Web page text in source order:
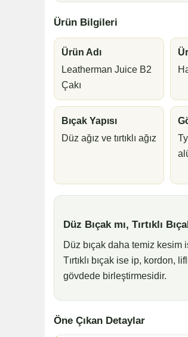
Ürün Bilgileri
Ürün Adı
Leatherman Juice B2
Çakı
Bıçak Yapısı
Düz ağız ve tırtıklı ağız
Düz Bıçak mı, Tırtıklı
Düz bıçak daha temiz
Tırtıklı bıçak ise ip, kordon,
gövdede birleştirmesidir.
Öne Çıkan Detaylar